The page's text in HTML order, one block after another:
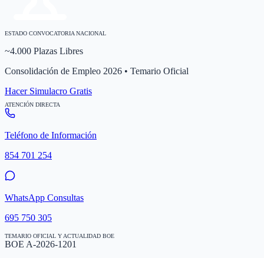
ESTADO CONVOCATORIA NACIONAL
~4.000 Plazas Libres
Consolidación de Empleo 2026 • Temario Oficial
Hacer Simulacro Gratis
ATENCIÓN DIRECTA
Teléfono de Información
854 701 254
WhatsApp Consultas
695 750 305
TEMARIO OFICIAL Y ACTUALIDAD BOE
BOE A-2026-1201